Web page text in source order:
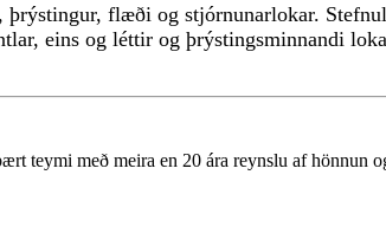
flæði og stjórnunarlokar.
eins og léttir og þrýstingsminnandi
teymi með meira en 20 ára reynslu af hönnun